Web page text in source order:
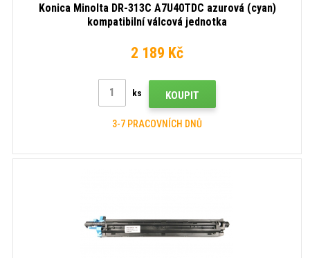
Konica Minolta DR-313C A7U40TDC azurová (cyan)
kompatibilní válcová jednotka
2 189 Kč
ks KOUPIT
3-7 PRACOVNÍCH DNŮ